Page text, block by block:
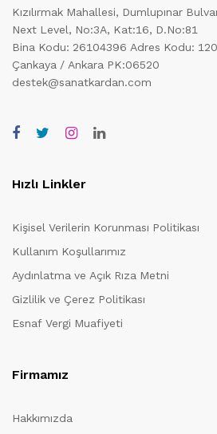
Kızılırmak Mahallesi, Dumlupınar
Next Level, No:3A, Kat:16, D.No:81
Bina Kodu: 26104396 Adres Kodu:
Çankaya / Ankara PK:06520
destek@sanatkardan.com
Hızlı Linkler
Kişisel Verilerin Korunması Politikası
Kullanım Koşullarımız
Aydınlatma ve Açık Rıza Metni
Gizlilik ve Çerez Politikası
Esnaf Vergi Muafiyeti
Firmamız
Hakkımızda